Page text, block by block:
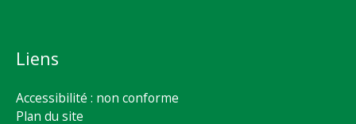
Liens
Accessibilité : non conforme
Plan du site